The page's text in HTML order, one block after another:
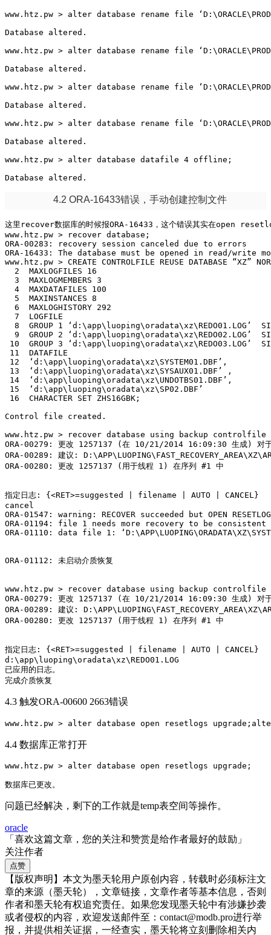
www.htz.pw > alter database rename file
Database altered.
www.htz.pw > alter database rename file
Database altered.
www.htz.pw > alter database rename file
Database altered.
www.htz.pw > alter database rename file
Database altered.
www.htz.pw > alter database datafile 4 offline;
Database altered.
4.2 ORA-16433错误，手动创建控制文件
这里recover数据库的时候报ORA-16433，这个错误其实在open
www.htz.pw > recover database;
ORA-00283: recovery session canceled due to errors
ORA-16433: The database must be opened in read/write
www.htz.pw > CREATE CONTROLFILE REUSE DATABASE “XZ”
2  MAXLOGFILES 16
3  MAXLOGMEMBERS 3
4  MAXDATAFILES 100
5  MAXINSTANCES 8
6  MAXLOGHISTORY 292
7  LOGFILE
8  GROUP 1 ‘d:\app\luoping\oradata\xz\REDO01.LOG’
9  GROUP 2 ‘d:\app\luoping\oradata\xz\REDO02.LOG’
10  GROUP 3 ‘d:\app\luoping\oradata\xz\REDO03.LOG’
11  DATAFILE
12  ‘d:\app\luoping\oradata\xz\SYSTEM01.DBF’,
13  ‘d:\app\luoping\oradata\xz\SYSAUX01.DBF’ ,
14  ‘d:\app\luoping\oradata\xz\UNDOTBS01.DBF’,
15  ‘d:\app\luoping\oradata\xz\SP02.DBF’
16  CHARACTER SET ZHS16GBK;
Control file created.
www.htz.pw > recover database using backup
ORA-00279: 更改 1257137 (在 10/21/2014 16:09:30 生成) 对于
ORA-00289: 建议:
ORA-00280: 更改 1257137 (用于线程 1) 在序列 #1 中
指定日志: {<RET>=suggested | filename | AUTO | CANCEL}
cancel
ORA-01547: warning: RECOVER succeeded but OPEN
ORA-01194: file 1 needs more recovery to be consistent
ORA-01110: data file 1:
ORA-01112: 未启动介质恢复
www.htz.pw > recover database using backup
ORA-00279: 更改 1257137 (在 10/21/2014 16:09:30 生成) 对于
ORA-00289: 建议:
ORA-00280: 更改 1257137 (用于线程 1) 在序列 #1 中
指定日志: {<RET>=suggested | filename | AUTO | CANCEL}
d:\app\luoping\oradata\xz\REDO01.LOG
已应用的日志。
完成介质恢复
4.3 触发ORA-00600 2663错误
www.htz.pw > alter database open resetlogs upgrade;alter
4.4 数据库正常打开
www.htz.pw > alter database open resetlogs upgrade;
数据库已更改。
问题已经解决，剩下的工作就是temp表空间等操作。
oracle
「喜欢这篇文章，您的关注和赞赏是给作者最好的鼓励」
关注作者
点赞
【版权声明】本文为墨天轮用户原创内容，转载时必须标注文
章的来源（墨天轮），文章链接，文章作者等基本信息，否则
作者和墨天轮有权追究责任。如果您发现墨天轮中有涉嫌抄袭
或者侵权的内容，欢迎发送邮件至：contact@modb.pro进行举
报，并提供相关证据，一经查实，墨天轮将立刻删除相关内